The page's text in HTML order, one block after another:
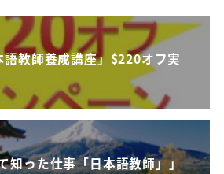
語教師養成講座」$220オフ実
知った仕事「日本語教師」」